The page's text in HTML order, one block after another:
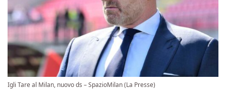
Igli Tare al Milan, nuovo ds – SpazioMilan (La Presse)